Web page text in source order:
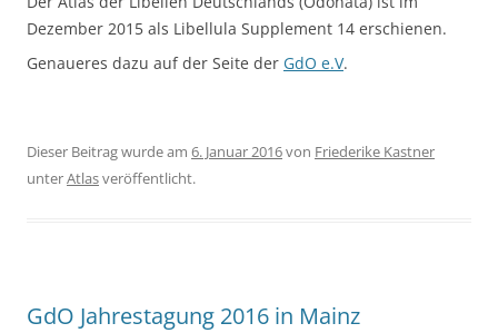
Dezember 2015 als Libellula Supplement 14 erschienen.
Genaueres dazu auf der Seite der GdO e.V.
Dieser Beitrag wurde am 6. Januar 2016von Friederike Kastner
unterAtlasveröffentlicht.
GdO Jahrestagung 2016 in Mainz